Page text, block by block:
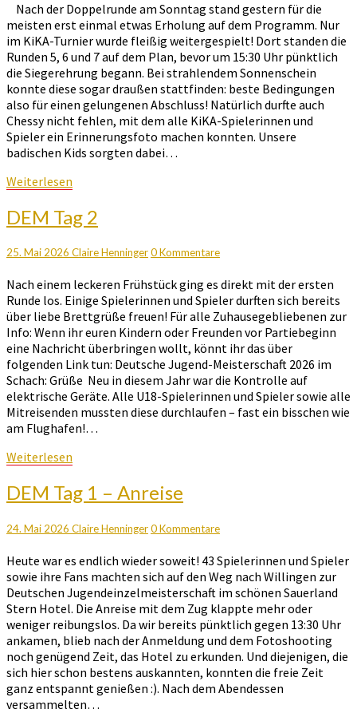
Nach der Doppelrunde am Sonntag stand gestern für die
meisten erst einmal etwas Erholung auf dem Programm. Nur
im KiKA-Turnier wurde fleißig weitergespielt! Dort standen die
Runden 5, 6 und 7 auf dem Plan, bevor um 15:30 Uhr pünktlich
die Siegerehrung begann. Bei strahlendem Sonnenschein
konnte diese sogar draußen stattfinden: beste Bedingungen
also für einen gelungenen Abschluss! Natürlich durfte auch
Chessy nicht fehlen, mit dem alle KiKA-Spielerinnen und
Spieler ein Erinnerungsfoto machen konnten. Unsere
badischen Kids sorgten dabei…
Weiterlesen
DEM
Tag
2
DEM Tag 2
25. Mai 2026 Claire HenningerKommentare
0 Kommentare
Nach einem leckeren Frühstück ging es direkt mit der ersten
Runde los. Einige Spielerinnen und Spieler durften sich bereits
über liebe Brettgrüße freuen! Für alle Zuhausegebliebenen zur
Info: Wenn ihr euren Kindern oder Freunden vor Partiebeginn
eine Nachricht überbringen wollt, könnt ihr das über
folgenden Link tun: Deutsche Jugend-Meisterschaft 2026 im
Schach: Grüße Neu in diesem Jahr war die Kontrolle auf
elektrische Geräte. Alle U18-Spielerinnen und Spieler sowie alle
Mitreisenden mussten diese durchlaufen – fast ein bisschen wie
am Flughafen!…
Weiterlesen
DEM
Tag
–
DEM Tag 1 – Anreise
24. Mai 2026 Claire HenningerKommentare
0 Kommentare
Heute war es endlich wieder soweit! 43 Spielerinnen und Spieler
sowie ihre Fans machten sich auf den Weg nach Willingen zur
Deutschen Jugendeinzelmeisterschaft im schönen Sauerland
Stern Hotel. Die Anreise mit dem Zug klappte mehr oder
weniger reibungslos. Da wir bereits pünktlich gegen 13:30 Uhr
ankamen, blieb nach der Anmeldung und dem Fotoshooting
noch genügend Zeit, das Hotel zu erkunden. Und diejenigen, die
sich hier schon bestens auskannten, konnten die freie Zeit
ganz entspannt genießen :). Nach dem Abendessen
versammelten…